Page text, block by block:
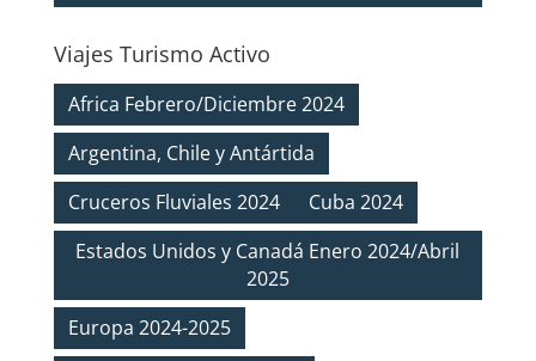
Viajes Turismo Activo
Africa Febrero/Diciembre 2024
Argentina, Chile y Antártida
Cruceros Fluviales 2024
Cuba 2024
Estados Unidos y Canadá Enero 2024/Abril
2025
Europa 2024-2025